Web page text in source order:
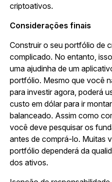
criptoativos.
Considerações finais
Construir o seu portfólio de
complicado. No entanto,
uma ajudinha de um
portfólio. Mesmo que você
para investir agora, poderá
custo em dólar para ir
balanceado. Assim como
você deve pesquisar os
antes de comprá-lo. Muitas
portfólio dependerá da
dos ativos.